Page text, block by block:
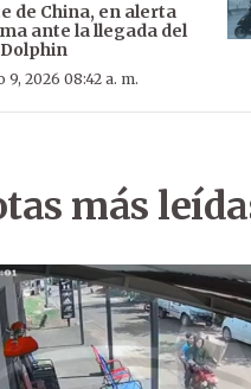
de China, en alerta
ante la llegada del
9, 2026 08:42 a. m.
más